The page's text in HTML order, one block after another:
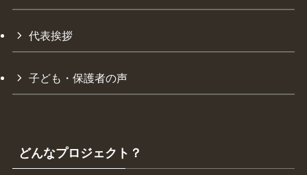
代表挨拶
子ども・保護者の声
どんなプロジェクト？